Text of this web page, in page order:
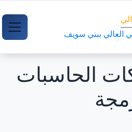
العالي ببني سويف
الحاسبات